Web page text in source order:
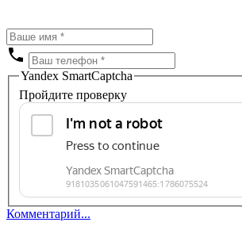
Yandex SmartCaptcha
Пройдите проверку
Комментарий...